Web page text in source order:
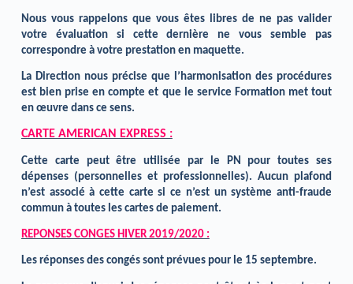
Nous vous rappelons que vous êtes libres de ne pas valider
votre évaluation si cette dernière ne vous semble pas
correspondre à votre prestation en maquette.
La Direction nous précise que l’harmonisation des procédures
est bien prise en compte et que le service Formation met tout
en œuvre dans ce sens.
CARTE AMERICAN EXPRESS :
Cette carte peut être utilisée par le PN pour toutes ses
dépenses (personnelles et professionnelles). Aucun plafond
n’est associé à cette carte si ce n’est un système anti-fraude
commun à toutes les cartes de paiement.
REPONSES CONGES HIVER 2019/2020 :
Les réponses des congés sont prévues pour le 15 septembre.